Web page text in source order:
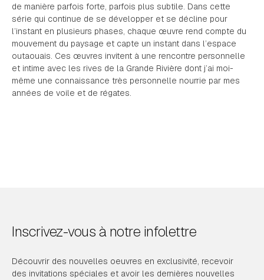
de manière parfois forte, parfois plus subtile. Dans cette
série qui continue de se développer et se décline pour
l’instant en plusieurs phases, chaque œuvre rend compte du
mouvement du paysage et capte un instant dans l’espace
outaouais. Ces œuvres invitent à une rencontre personnelle
et intime avec les rives de la Grande Rivière dont j’ai moi-
même une connaissance très personnelle nourrie par mes
années de voile et de régates.
Inscrivez-vous à notre infolettre
Découvrir des nouvelles oeuvres en exclusivité, recevoir
des invitations spéciales et avoir les dernières nouvelles